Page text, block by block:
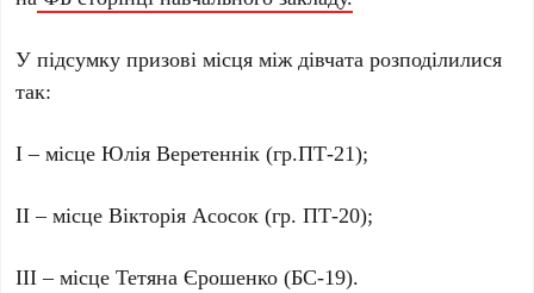
У підсумку призові місця між дівчата розподілилися
так:
І – місце Юлія Веретеннік (гр.ПТ-21);
ІІ – місце Вікторія Асосок (гр. ПТ-20);
ІІІ – місце Тетяна Єрошенко (БС-19).